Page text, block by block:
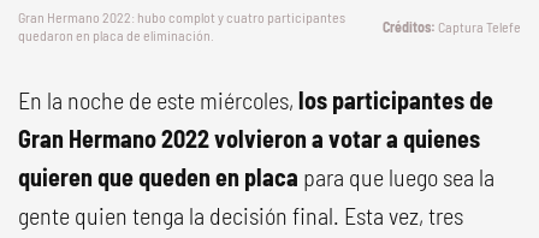
Gran Hermano 2022: hubo complot y cuatro participantes
quedaron en placa de eliminación.
Captura Telefe
En la noche de este miércoles, los participantes de
Gran Hermano 2022 volvieron a votar a quienes
quieren que queden en placa para que luego sea la
gente quien tenga la decisión final. Esta vez, tres